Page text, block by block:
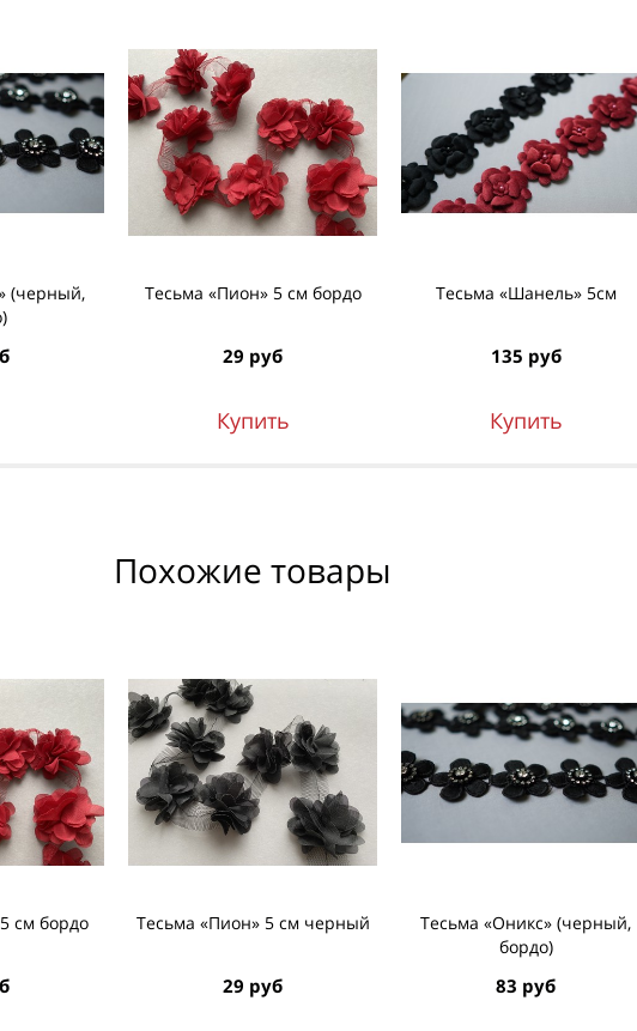
(черный,
Тесьма «Пион» 5 см бордо
29 руб
Купить
Тесьма «Шанель» 5см
135 руб
Купить
Похожие товары
см бордо Тесьма «Пион» 5 см черный
29 руб
Тесьма «Оникс» (черный,
бордо)
83 руб